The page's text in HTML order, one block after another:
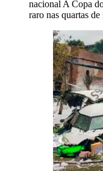
nacional A Copa
raro nas quartas de